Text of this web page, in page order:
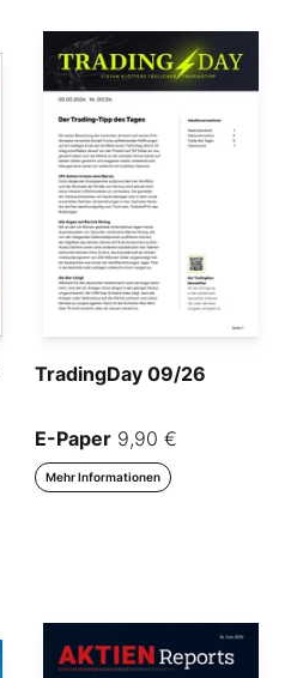
TradingDay 09/26
E-Paper 9,90 €
Mehr Informationen